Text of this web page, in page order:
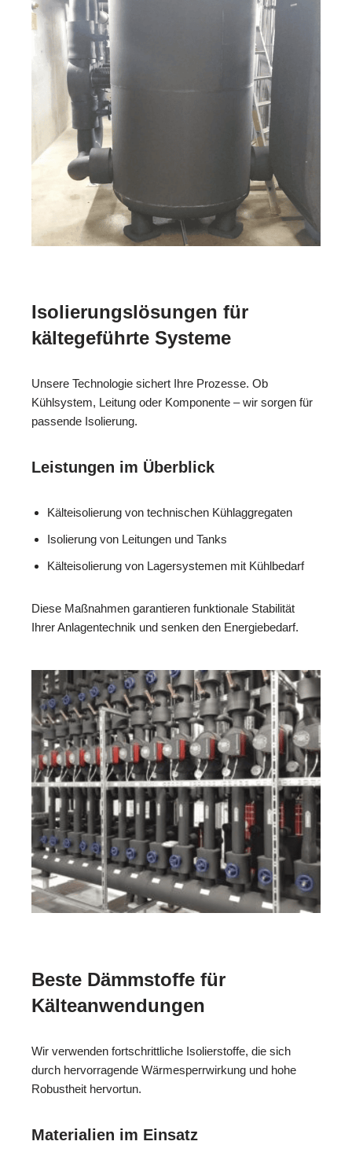
Isolierungslösungen für
kältegeführte Systeme
Unsere Technologie sichert Ihre Prozesse. Ob
Kühlsystem, Leitung oder Komponente – wir sorgen für
passende Isolierung.
Leistungen im Überblick
Kälteisolierung von technischen Kühlaggregaten
Isolierung von Leitungen und Tanks
Kälteisolierung von Lagersystemen mit Kühlbedarf
Diese Maßnahmen garantieren funktionale Stabilität
Ihrer Anlagentechnik und senken den Energiebedarf.
Beste Dämmstoffe für
Kälteanwendungen
Wir verwenden fortschrittliche Isolierstoffe, die sich
durch hervorragende Wärmesperrwirkung und hohe
Robustheit hervortun.
Materialien im Einsatz